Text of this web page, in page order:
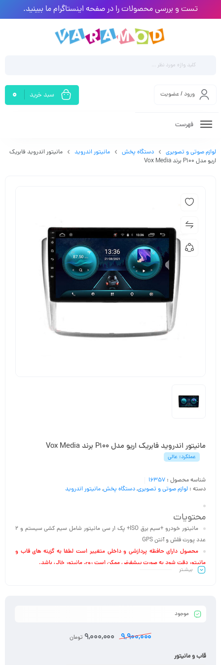
تست و بررسی محصولات را در صفحه اینستاگرام ما ببینید.
ورود / عضویت سبد خرید 0
فهرست
لوازم صوتی و تصویری دستگاه پخش مانیتور اندروید
مانیتور اندروید فابریک
اریو مدل P100 برند Vox Media
مانیتور اندروید فابریک اریو مدل P100 برند Vox Media
عملکرد: عالی
شناسه محصول : 16357
دسته : لوازم صوتی و تصویری,دستگاه پخش,مانیتور اندروید
محتویات
مانیتور خودرو +سیم برق ISO+ پک ار سی مانیتور شامل سیم کشی سیستم و 2
عدد پورت فلش و آنتنGPS
محصول دارای حافظه پردازشی و داخلی متغییر است لطفا به گزینه های قاب و
مانیتور دقت شود به صورت پیشفرض ممکن است روی مانیتور خالی باشد.
اتصالات
پشتیبانی از کارت حافظه جانبی: دارد
پورتSD: ندارد
پورت USB: دارای 2 پورد فلش
بیشـتر
موجود
9,900,000
9,000,000 تومان
قاب و مانیتور